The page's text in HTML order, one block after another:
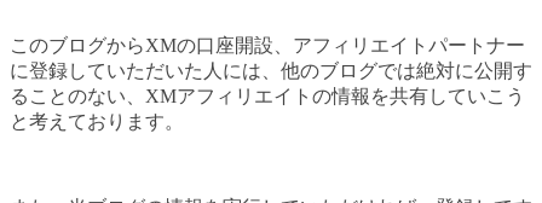
このブログからXMの口座開設、アフィリエイトパートナー
に登録していただいた人には、他のブログでは絶対に公開す
ることのない、XMアフィリエイトの情報を共有していこう
と考えております。